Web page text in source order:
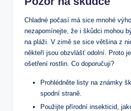
Chladné počasí má sice mnohé
nezapomínejte, že i škůdci mohou
na pláži. V zimě se sice většina z
někteří jsou obzvlášť odolní. Proto
ošetření rostlin. Co doporučuji?
Prohlédněte listy na známky
spodní straně.
Použijte přírodní insekticid,